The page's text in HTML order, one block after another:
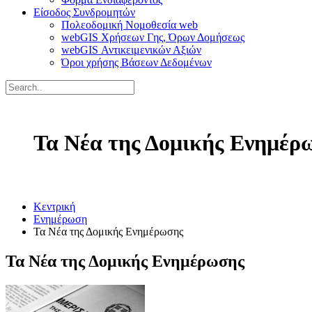
Είσοδος Συνδρομητών
Πολεοδομική Νομοθεσία web
webGIS Χρήσεων Γης, Όρων Δομήσεως
webGIS Αντικειμενικών Αξιών
Όροι χρήσης Βάσεων Δεδομένων
Τα Νέα της Δομικής
Κεντρική
Ενημέρωση
Τα Νέα της Δομικής Ενημέρωσης
Τα Νέα της Δομικής Ενημέρωσης